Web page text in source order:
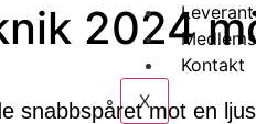
Kontakt
X
2024
snabbspåret mot en